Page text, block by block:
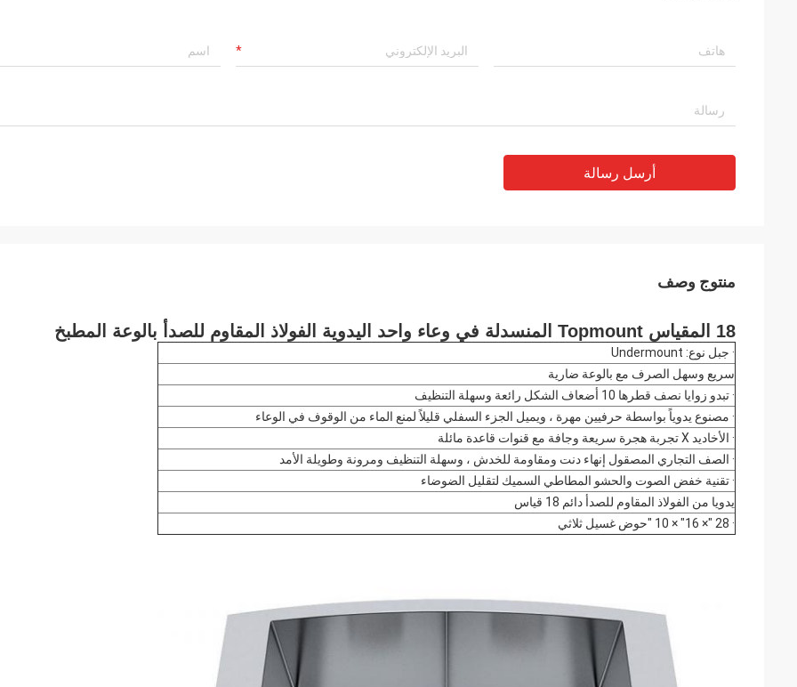
أرسل رسالة
منتوج وصف
18 المقياس Topmount المنسدلة في وعاء واحد اليدوية الفولاذ المقاوم للصدأ بالوعة المطبخ
· جبل نوع: Undermount
سريع وسهل الصرف مع بالوعة ضارية
· تبدو زوايا نصف قطرها 10 أضعاف الشكل رائعة وسهلة التنظيف
· مصنوع يدوياً بواسطة حرفيين مهرة ، ويميل الجزء السفلي قليلاً لمنع الماء من الوقوف في الوعاء
· الأخاديد X تجربة هجرة سريعة وجافة مع قنوات قاعدة مائلة
· الصف التجاري المصقول إنهاء دنت ومقاومة للخدش ، وسهلة التنظيف ومرونة وطويلة الأمد
· تقنية خفض الصوت والحشو المطاطي السميك لتقليل الضوضاء
يدويا من الفولاذ المقاوم للصدأ دائم 18 قياس
· 28 "× 16" × 10 "حوض غسيل ثلاثي